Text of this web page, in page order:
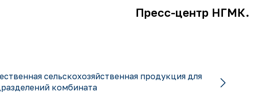
Пресс-центр НГМК.
сельскохозяйственная продукция для
комбината